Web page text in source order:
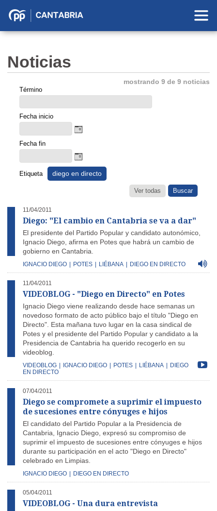
Partido
Cantabria
Noticias
mostrando 9 de 9 noticias
Término
Fecha inicio
Fecha fin
Etiqueta diego en directo
Ver todas
11/04/2011
Diego: "El cambio en Cantabria se va a dar"
El presidente del Partido Popular y candidato autonómico,
Ignacio Diego, afirma en Potes que habrá un cambio de
gobierno en Cantabria.
IGNACIO DIEGO POTES LIÉBANA DIEGO EN DIRECTO
11/04/2011
VIDEOBLOG - "Diego en Directo" en Potes
Ignacio Diego viene realizando desde hace semanas un
novedoso formato de acto público bajo el título "Diego en
Directo". Esta mañana tuvo lugar en la casa sindical de
Potes y el presidente del Partido Popular y candidato a la
Presidencia de Cantabria ha querido recogerlo en su
videoblog.
VIDEOBLOG IGNACIO DIEGO POTES LIÉBANA
DIEGO
EN DIRECTO
07/04/2011
Diego se compromete a suprimir el impuesto
de sucesiones entre cónyuges e hijos
El candidato del Partido Popular a la Presidencia de
Cantabria, Ignacio Diego, expresó su compromiso de
suprimir el impuesto de sucesiones entre cónyuges e hijos
durante su participación en el acto "Diego en Directo"
celebrado en Limpias.
IGNACIO DIEGO DIEGO EN DIRECTO
05/04/2011
VIDEOBLOG - Una dura entrevista